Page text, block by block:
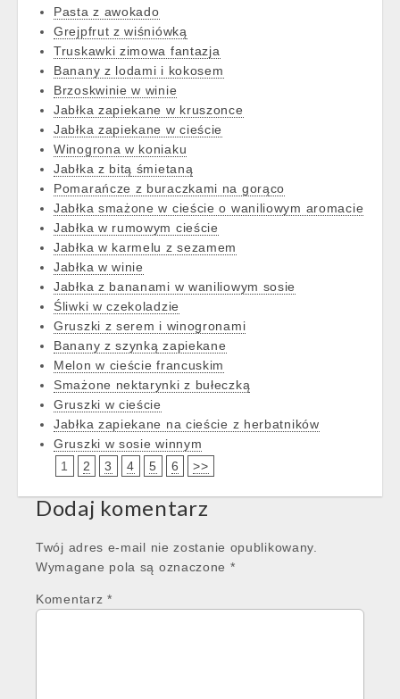
Pasta z awokado
Grejpfrut z wiśniówką
Truskawki zimowa fantazja
Banany z lodami i kokosem
Brzoskwinie w winie
Jabłka zapiekane w kruszonce
Jabłka zapiekane w cieście
Winogrona w koniaku
Jabłka z bitą śmietaną
Pomarańcze z buraczkami na gorąco
Jabłka smażone w cieście o waniliowym aromacie
Jabłka w rumowym cieście
Jabłka w karmelu z sezamem
Jabłka w winie
Jabłka z bananami w waniliowym sosie
Śliwki w czekoladzie
Gruszki z serem i winogronami
Banany z szynką zapiekane
Melon w cieście francuskim
Smażone nektarynki z bułeczką
Gruszki w cieście
Jabłka zapiekane na cieście z herbatników
Gruszki w sosie winnym
1
2 3 4 5 6 >>
Dodaj komentarz
Twój adres e-mail nie zostanie opublikowany.
Wymagane pola są oznaczone *
Komentarz *